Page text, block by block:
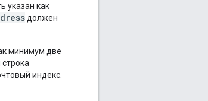
указан как
должен
минимум две
индекс.